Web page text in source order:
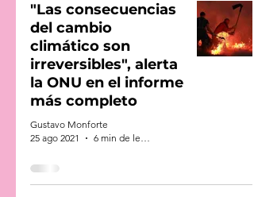
"Las consecuencias
del cambio
climático son
irreversibles", alerta
la ONU en el informe
más completo
Gustavo Monforte
25 ago 2021
6 min de lectura